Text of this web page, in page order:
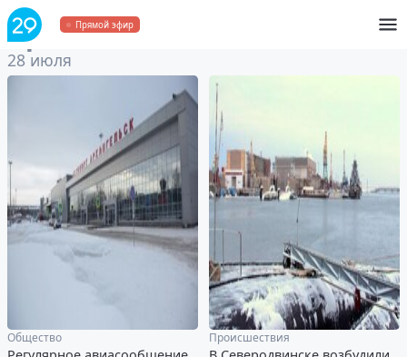
Прямой эфир
Архивза 28 июля 2020
28 июля
Общество Происшествия